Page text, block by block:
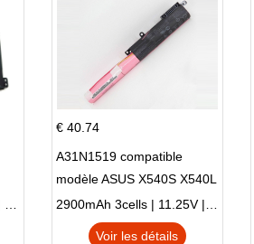
€ 40.74
A31N1519 compatible
modèle ASUS X540S X540L
X540LA-SI302 X540SA
X540S
Voir les détails